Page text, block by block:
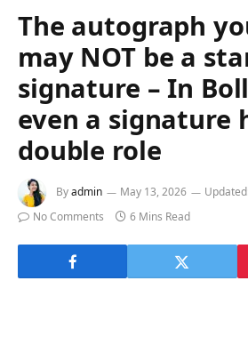
The autograph
may NOT be a
signature – In
even a signature
double role
Byadmin May 13, 2026
No Comments
6 Mins Read